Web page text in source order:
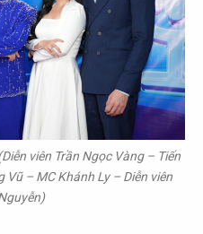
viên Trần Ngọc Vàng – Tiến
Vũ – MC Khánh Ly – Diễn viên